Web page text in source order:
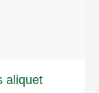
aliquet